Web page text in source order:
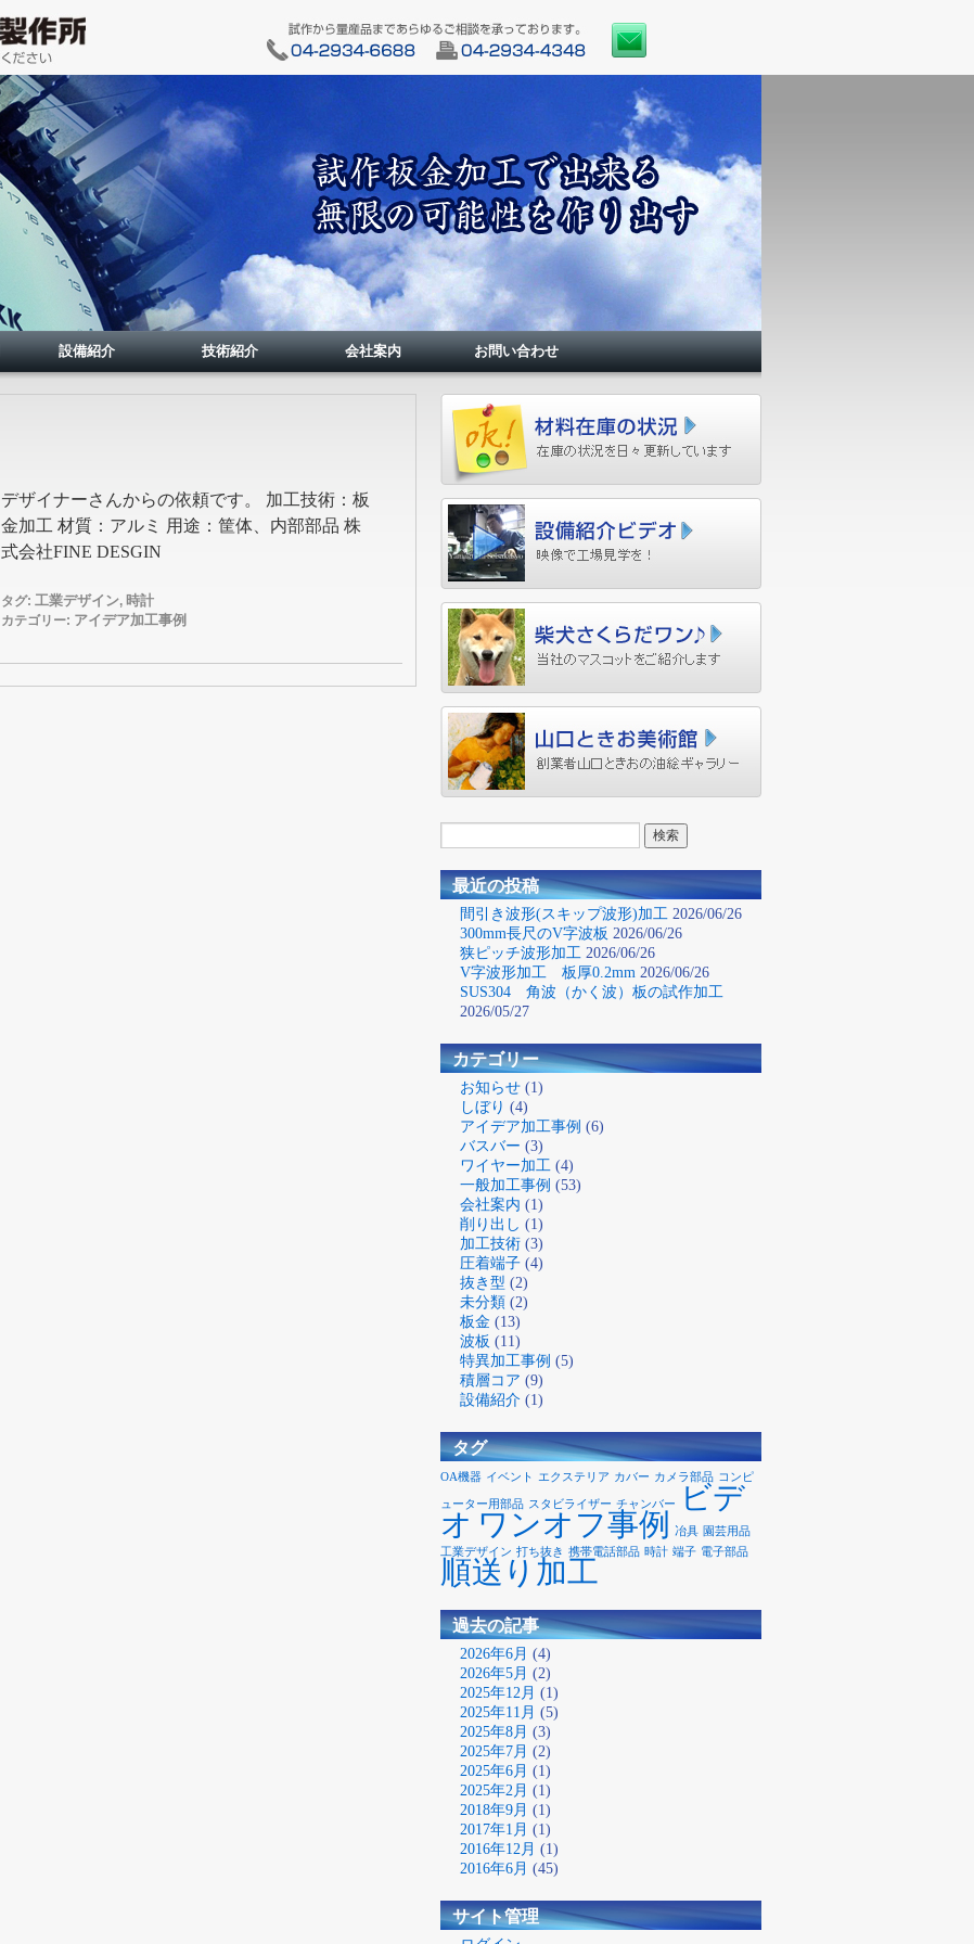
設備紹介 技術紹介 会社案内 お問い合わせ
デザイナーさんからの依頼です。 加工技術：板
金加工 材質：アルミ 用途：筐体、内部部品 株
式会社FINE DESGIN
タグ: 工業デザイン, 時計
カテゴリー: アイデア加工事例
最近の投稿
間引き波形(スキップ波形)加工 2026/06/26
300mm長尺のV字波板 2026/06/26
狭ピッチ波形加工 2026/06/26
V字波形加工 板厚0.2mm 2026/06/26
SUS304 角波（かく波）板の試作加工
2026/05/27
カテゴリー
お知らせ (1)
しぼり (4)
アイデア加工事例 (6)
バスバー (3)
ワイヤー加工 (4)
一般加工事例 (53)
会社案内 (1)
削り出し (1)
加工技術 (3)
圧着端子 (4)
抜き型 (2)
未分類 (2)
板金 (13)
波板 (11)
特異加工事例 (5)
積層コア (9)
設備紹介 (1)
タグ
OA機器 イベント エクステリア カバー カメラ部品 コンピ
ューター用部品 スタビライザー チャンバー ビデ
オ ワンオフ事例 冶具 園芸用品
工業デザイン 打ち抜き 携帯電話部品 時計 端子 電子部品
順送り加工
過去の記事
2026年6月 (4)
2026年5月 (2)
2025年12月 (1)
2025年11月 (5)
2025年8月 (3)
2025年7月 (2)
2025年6月 (1)
2025年2月 (1)
2018年9月 (1)
2017年1月 (1)
2016年12月 (1)
2016年6月 (45)
サイト管理